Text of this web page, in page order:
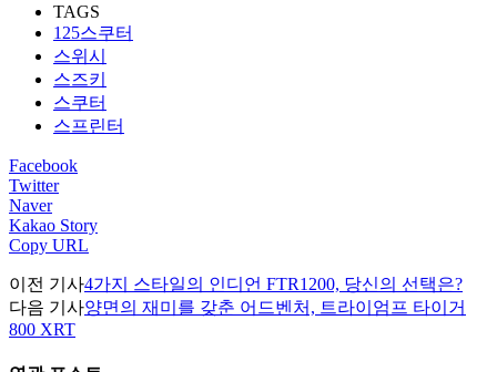
TAGS
125스쿠터
스위시
스즈키
스쿠터
스프린터
Facebook
Twitter
Naver
Kakao Story
Copy URL
이전 기사4가지 스타일의 인디언 FTR1200, 당신의 선택은?
다음 기사양면의 재미를 갖춘 어드벤처, 트라이엄프 타이거
800 XRT